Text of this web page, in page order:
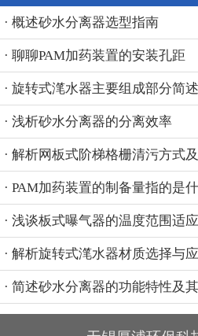
· 概述砂水分离器选型指南
· 聊聊PAM加药装置的安装孔距
· 旋转式滗水器主要组成部分简述
· 浅析砂水分离器的分离效率
· 解析网板式阶梯格栅清污方式
· PAM加药装置的制备量指的是
· 浅谈板式曝气器的温度范围适
· 解析旋转式滗水器材质选择与